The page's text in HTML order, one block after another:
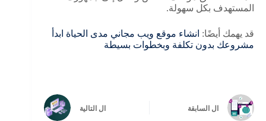
المستهدف بكل سهولة.
قد يهمك أيضًا: انشاء موقع ويب مجاني مدى الحياة ابدأ
مشروعك بدون تكلفة وبخطوات بسيطة
ال السابقة ال التالية